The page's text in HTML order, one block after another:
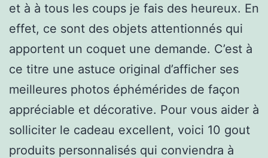
et à à tous les coups je fais des heureux. En
effet, ce sont des objets attentionnés qui
apportent un coquet une demande. C’est à
ce titre une astuce original d’afficher ses
meilleures photos éphémérides de façon
appréciable et décorative. Pour vous aider à
solliciter le cadeau excellent, voici 10 gout
produits personnalisés qui conviendra à